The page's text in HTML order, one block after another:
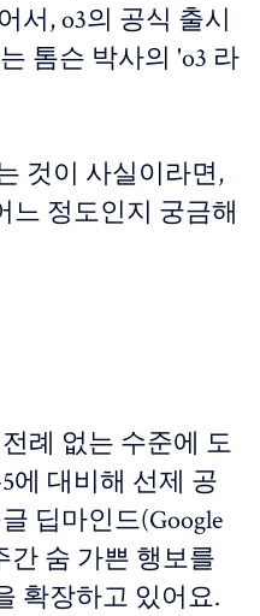
서, o3의 공식 출시
톰슨 박사의 'o3 라
것이 사실이라면,
느 정도인지 궁금해
례 없는 수준에 도
에 대비해 선제 공
딥마인드(Google
간 숨 가쁜 행보를
확장하고 있어요.